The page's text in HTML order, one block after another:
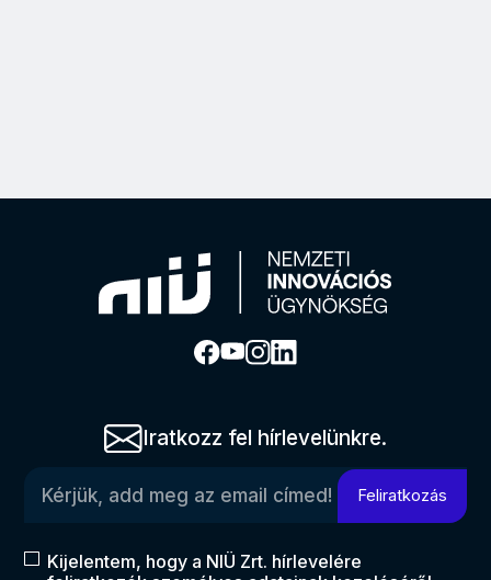
Iratkozz fel hírlevelünkre.
Feliratkozás
Kijelentem, hogy a NIÜ Zrt. hírlevelére